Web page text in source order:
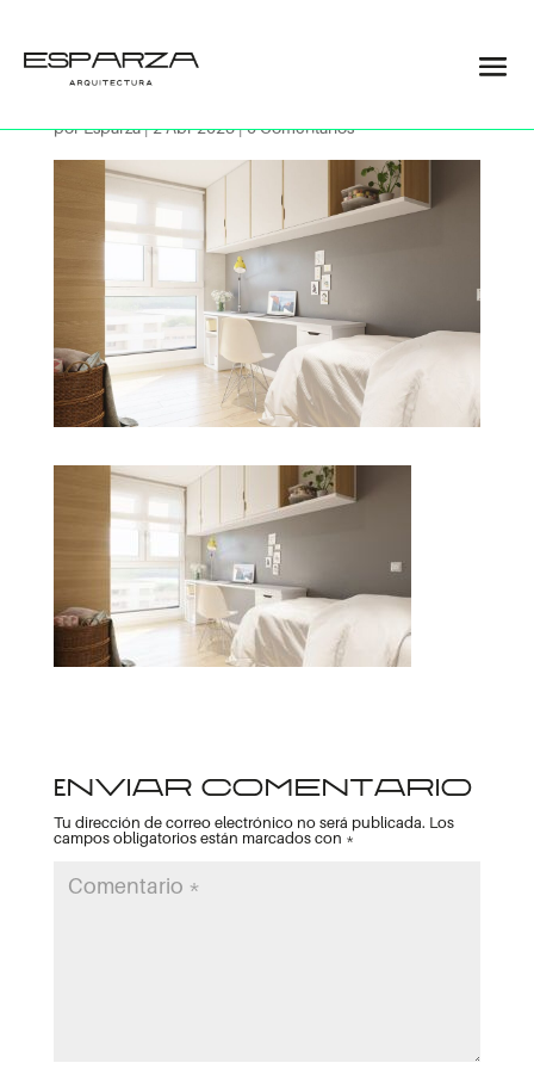
10
porEsparza|2 Abr 2023|0 Comentarios
Enviar comentario
Tu dirección de correo electrónico no será publicada. Los
campos obligatorios están marcados con *